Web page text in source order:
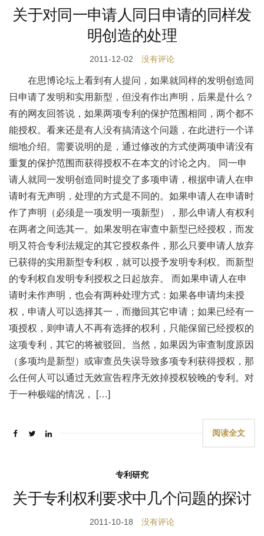
关于对同一申请人同日申请的同样发
明创造的处理
2011-12-02 没有评论
在思博论坛上看到有人提问，如果就同样的发明创造同
日申请了发明和实用新型，但没有作出声明，后果是什么？
有的网友回答说，如果两项专利的保护范围相同，两个都不
能授权。看来还是有人没有搞清这个问题，在此进行一个详
细地介绍。需要说明的是，通过修改的方式使两项申请没有
重复的保护范围而获得授权不在本文的讨论之内。 同一申
请人就同一发明创造同时提交了多项申请，根据申请人在申
请时有无声明，处理的方式是不同的。如果申请人在申请时
作了声明（必须是一项发明一项新型），那么申请人有权利
在两者之间选其一。如果发明在审查中新型已经授权，而发
明又符合专利法规定的其它授权条件，那么只要申请人放弃
已获得的实用新型专利权，就可以授予发明专利权。而新型
的专利权自发明专利授权之日起放弃。 而如果申请人在申
请时未作声明，也会有两种处理方式：如果各申请均未授
权，申请人可以选择其一，而撤回其它申请；如果已经有一
项授权，则申请人不再有选择的权利，只能保留已经授权的
这项专利，其它的将被驳回。当然，如果因为审查制度原因
（多项均是新型）或审查员失误导致多项专利获得授权，那
么任何人可以通过无效宣告程序无效掉授权较晚的专利。对
于一种极端的情况， […]
阅读全文
专利研究
关于专利权利要求中几个问题的探讨
2011-10-18 没有评论